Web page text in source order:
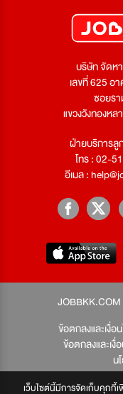
เว็บไซต์นี้มีการจัดเก็บคุกกี้
บริษัท จัดห
เลขที่ 625 อ
ซอยร
แขวงวังทองหล
ฝ่ายบริการลู
โทร : 02-
อีเมล :
ข้อตกลงและเงื่
ข้อตกลงและเงื่
น